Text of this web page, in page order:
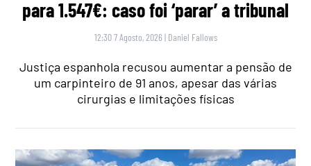
para 1.547€: caso foi ‘parar’ a tribunal
12:30 7 Agosto, 2026 | Daniel Fallows
Justiça espanhola recusou aumentar a pensão de
um carpinteiro de 91 anos, apesar das várias
cirurgias e limitações físicas